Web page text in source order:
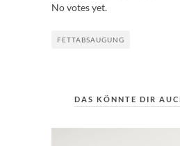
No votes yet.
FETTABSAUGUNG
DAS KÖNNTE DIR